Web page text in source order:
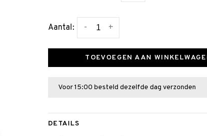
Aantal: +
-
TOEVOEGEN AAN
Voor 15:00 besteld dezelfde dag verzonden
DETAILS